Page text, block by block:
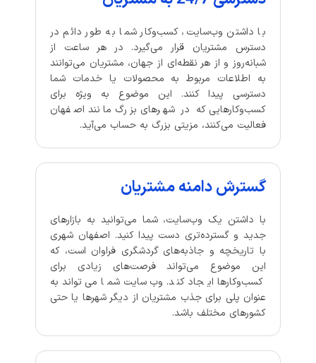
با داشتن وب‌سایت، کسب‌وکار شما به طور دائم در
دسترس مشتریان قرار می‌گیرد. در هر ساعت از
شبانه‌روز و از هر نقطه‌ای از جهان، مشتریان می‌توانند
به اطلاعات مربوط به محصولات یا خدمات شما
دسترسی پیدا کنند. این موضوع به ویژه برای
کسب‌وکارهایی که در شهرهای بزرگ مانند اصفهان
فعالیت می‌کنند، مزیتی بزرگ به حساب می‌آید.
گسترش دامنه مشتریان
با داشتن یک وب‌سایت، شما می‌توانید به بازارهای
جدید و گسترده‌تری دست پیدا کنید. اصفهان شهری
با تاریخچه و جاذبه‌های گردشگری فراوان است، که
این موضوع می‌تواند فرصت‌های زیادی برای
کسب‌وکارها ایجاد کند. وب‌سایت شما می‌تواند به
عنوان پلی برای جذب مشتریان از دیگر شهرها یا حتی
کشورهای مختلف باشد.